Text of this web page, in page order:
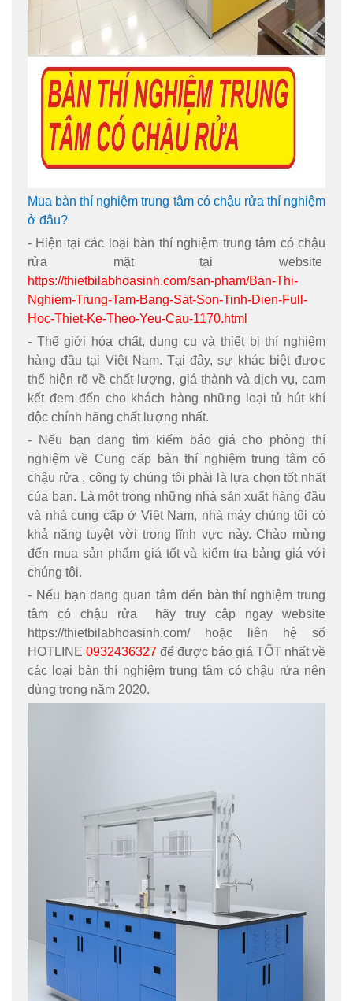
Mua bàn thí nghiệm trung tâm có chậu rửa thí nghiệm
ở đâu?
- Hiện tại các loại bàn thí nghiệm trung tâm có chậu
rửa mặt tại website
https://thietbilabhoasinh.com/san-pham/Ban-Thi-
Nghiem-Trung-Tam-Bang-Sat-Son-Tinh-Dien-Full-
Hoc-Thiet-Ke-Theo-Yeu-Cau-1170.html
- Thế giới hóa chất, dụng cụ và thiết bị thí nghiệm
hàng đầu tại Việt Nam. Tại đây, sự khác biệt được
thể hiện rõ về chất lượng, giá thành và dịch vụ, cam
kết đem đến cho khách hàng những loại tủ hút khí
độc chính hãng chất lượng nhất.
- Nếu bạn đang tìm kiếm báo giá cho phòng thí
nghiệm về Cung cấp bàn thí nghiệm trung tâm có
chậu rửa , công ty chúng tôi phải là lựa chọn tốt nhất
của bạn. Là một trong những nhà sản xuất hàng đầu
và nhà cung cấp ở Việt Nam, nhà máy chúng tôi có
khả năng tuyệt vời trong lĩnh vực này. Chào mừng
đến mua sản phẩm giá tốt và kiểm tra bảng giá với
chúng tôi.
- Nếu bạn đang quan tâm đến bàn thí nghiệm trung
tâm có chậu rửa hãy truy cập ngay website
https://thietbilabhoasinh.com/ hoặc liên hệ số
HOTLINE 0932436327 để được báo giá TỐT nhất về
các loại bàn thí nghiệm trung tâm có chậu rửa nên
dùng trong năm 2020.